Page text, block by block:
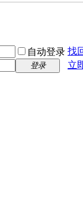
自动登录 找
登录
立